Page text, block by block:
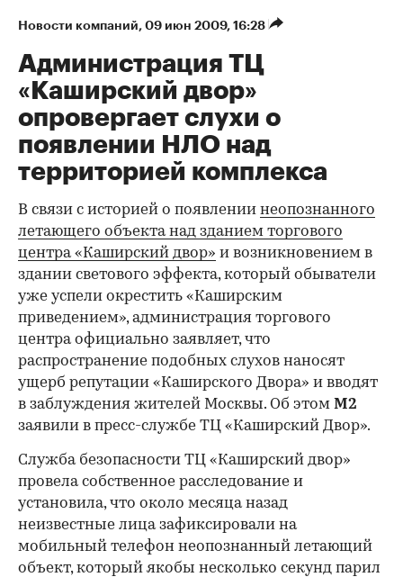
Новости компаний⁠, 09 июн 2009, 16:28
Администрация ТЦ
«Каширский двор»
опровергает слухи о
появлении НЛО над
территорией комплекса
В связи с историей о появлении неопознанного
летающего объекта над зданием торгового
центра «Каширский двор» и возникновением в
здании светового эффекта, который обыватели
уже успели окрестить «Каширским
приведением», администрация торгового
центра официально заявляет, что
распространение подобных слухов наносят
ущерб репутации «Каширского Двора» и вводят
в заблуждения жителей Москвы. Об этом М2
заявили в пресс-службе ТЦ «Каширский Двор».
Служба безопасности ТЦ «Каширский двор»
провела собственное расследование и
установила, что около месяца назад
неизвестные лица зафиксировали на
мобильный телефон неопознанный летающий
объект, который якобы несколько секунд парил